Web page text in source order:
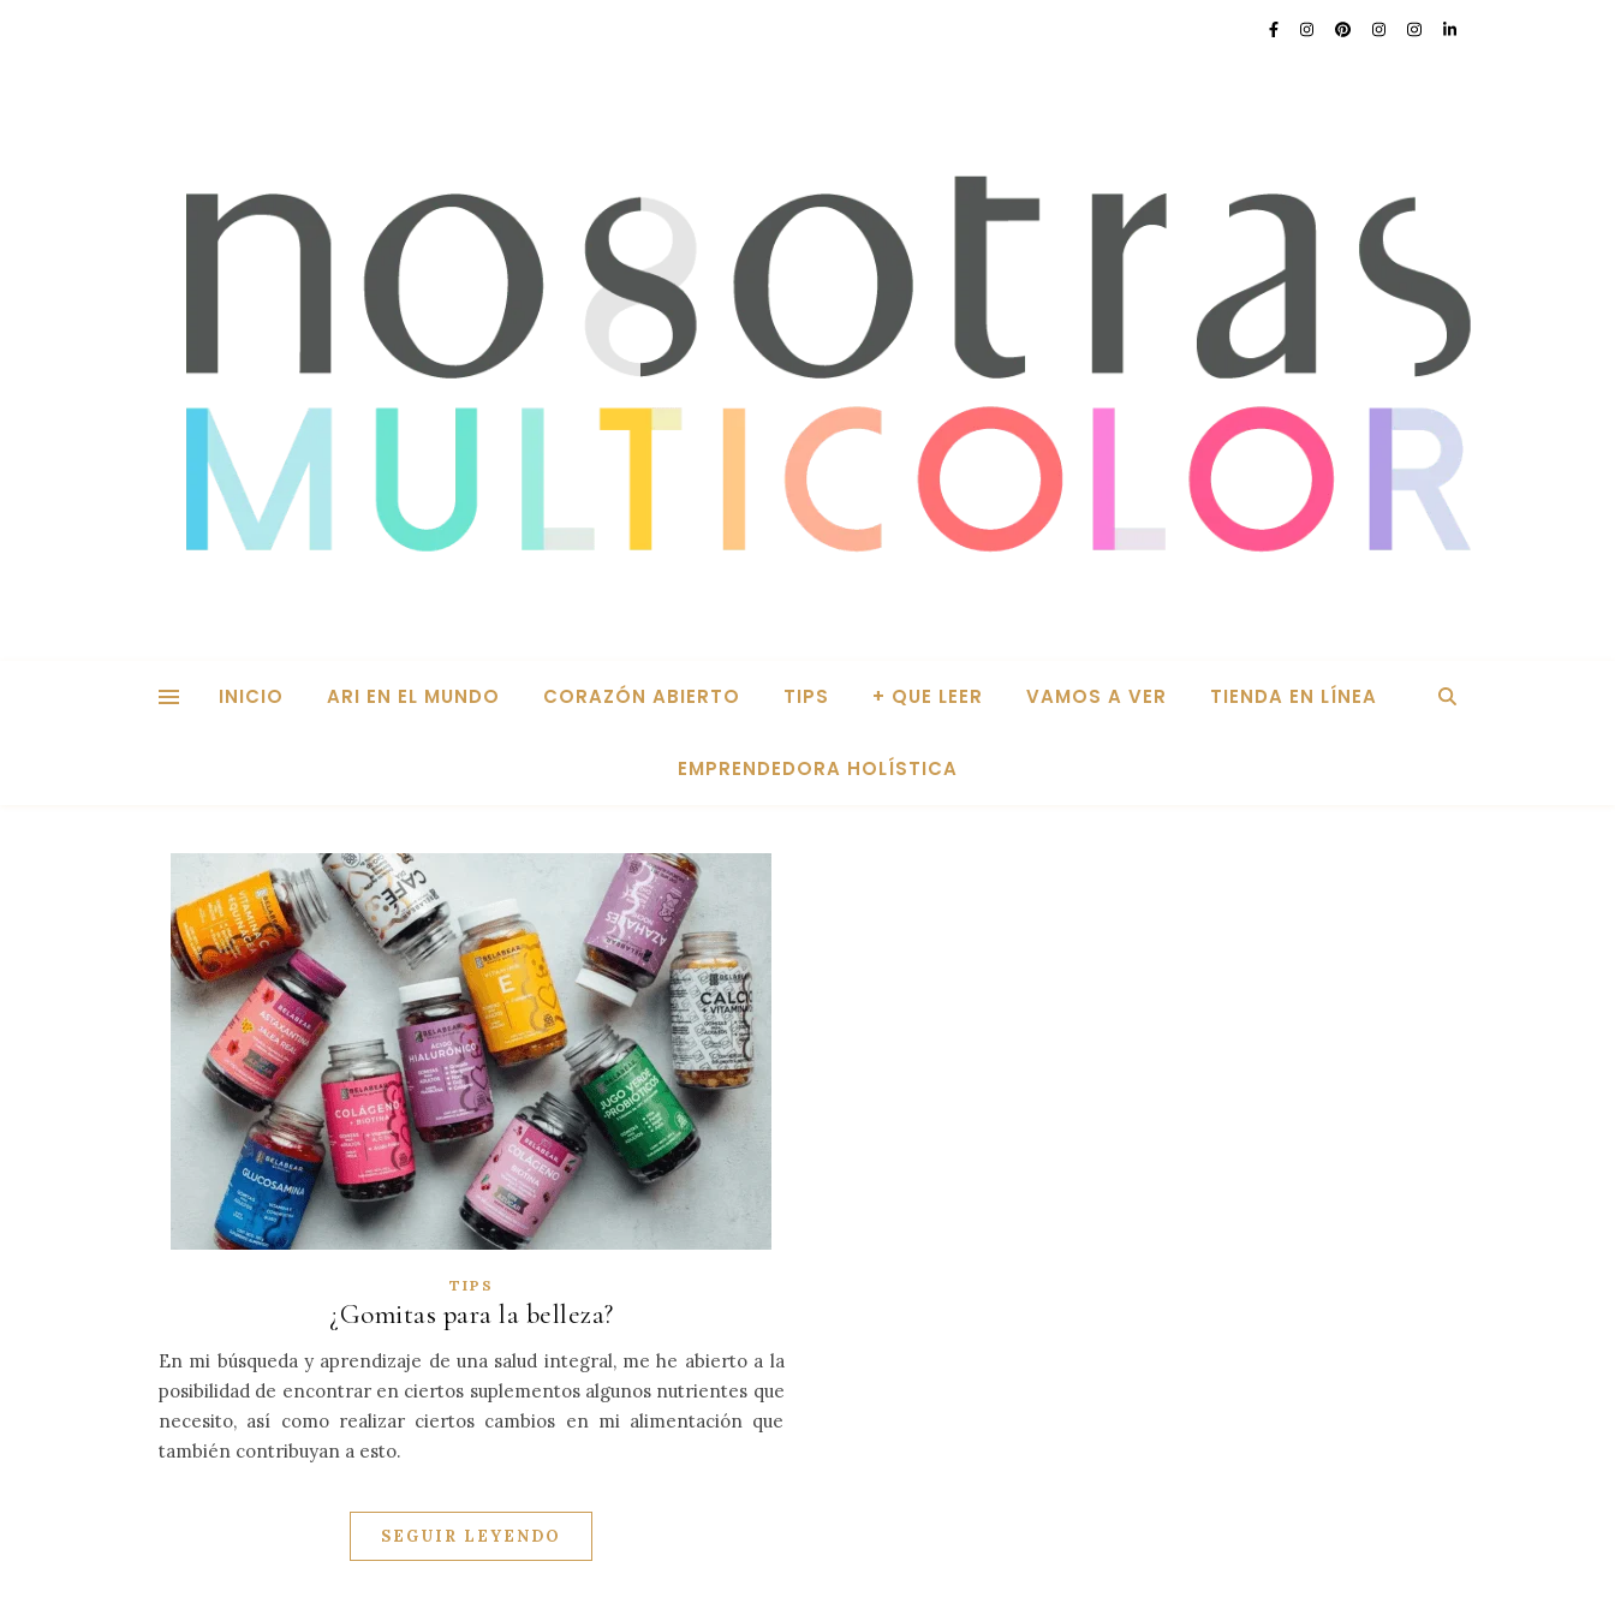
INICIO ARI EN EL MUNDO CORAZÓN ABIERTO TIPS + QUE LEER VAMOS A VER TIENDA EN LÍNEA
EMPRENDEDORA HOLÍSTICA
TIPS
¿Gomitas para la belleza?
En mi búsqueda y aprendizaje de una salud integral, me he abierto a la
posibilidad de encontrar en ciertos suplementos algunos nutrientes que
necesito, así como realizar ciertos cambios en mi alimentación que
también contribuyan a esto.
SEGUIR LEYENDO